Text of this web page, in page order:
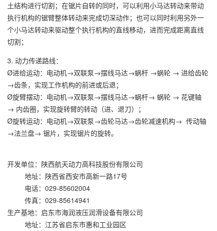
土结构进行切割；在锯片自转的同时，可以利用小马达转动来带动
执行机构的锯臂整体转动来完成切深动作；也可以同时利用另外一
个小马达转动来驱动整个执行机构的直线移动，进而完成距离直线
切割；
3. 动力传递路线：
Ø进给运动：电动机→双联泵→摆线马达→蜗杆 →蜗轮 → 进给齿轮
→齿条，实现工作机构的前进或后退；
Ø旋臂摆动：电动机→双联泵→摆线马达→蜗杆→ 蜗轮 → 花键轴
→ 内齿圈，实现旋转臂的转动（进、退刀）；
Ø旋转运动：电动机→双联泵→齿轮马达→齿轮减速机构→ 传动轴
→法兰盘→ 锯片，实现锯片的旋转。
开发单位：陕西航天动力高科技股份有限公司
地址：陕西省西安市高新一路17号
电话：029-85602004
传真：029-85614941
生产基地：启东市海润液压润滑设备有限公司
地址：江苏省启东市惠和工业园区